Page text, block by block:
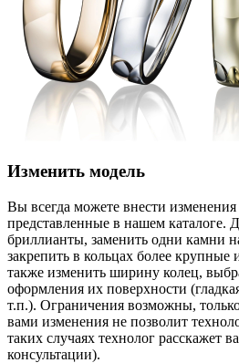
Изменить модель
Вы всегда можете внести
представленные в нашем каталоге.
бриллианты, заменить одни камни
закрепить в кольцах более крупные
также изменить ширину колец,
оформления их поверхности
т.п.). Ограничения возможны,
вами изменения не позволит
таких случаях технолог расскажет
консультации).